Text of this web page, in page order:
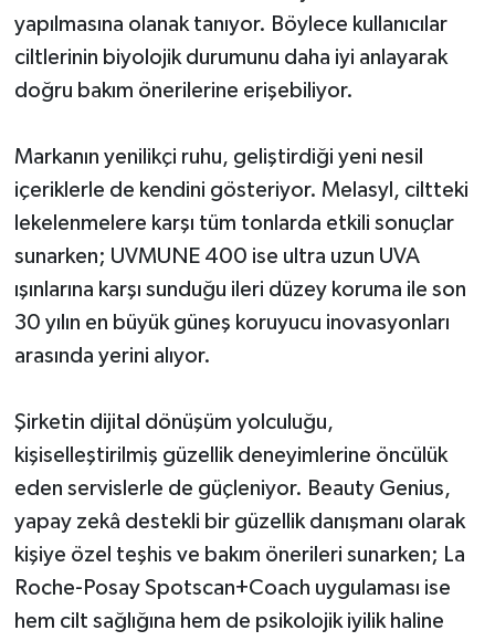
yapılmasına olanak tanıyor. Böylece kullanıcılar
ciltlerinin biyolojik durumunu daha iyi anlayarak
doğru bakım önerilerine erişebiliyor.
Markanın yenilikçi ruhu, geliştirdiği yeni nesil
içeriklerle de kendini gösteriyor. Melasyl, ciltteki
lekelenmelere karşı tüm tonlarda etkili sonuçlar
sunarken; UVMUNE 400 ise ultra uzun UVA
ışınlarına karşı sunduğu ileri düzey koruma ile son
30 yılın en büyük güneş koruyucu inovasyonları
arasında yerini alıyor.
Şirketin dijital dönüşüm yolculuğu,
kişiselleştirilmiş güzellik deneyimlerine öncülük
eden servislerle de güçleniyor. Beauty Genius,
yapay zekâ destekli bir güzellik danışmanı olarak
kişiye özel teşhis ve bakım önerileri sunarken; La
Roche-Posay Spotscan+Coach uygulaması ise
hem cilt sağlığına hem de psikolojik iyilik haline